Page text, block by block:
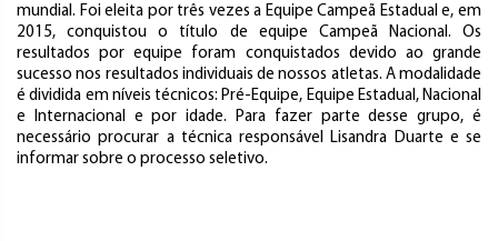
mundial. Foi eleita por três vezes a Equipe Campeã Estadual e, em
2015, conquistou o título de equipe Campeã Nacional. Os
resultados por equipe foram conquistados devido ao grande
sucesso nos resultados individuais de nossos atletas. A modalidade
é dividida em níveis técnicos: Pré-Equipe, Equipe Estadual, Nacional
e Internacional e por idade. Para fazer parte desse grupo, é
necessário procurar a técnica responsável Lisandra Duarte e se
informar sobre o processo seletivo.